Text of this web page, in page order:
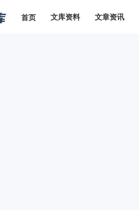
首页 文库资料 文章资讯